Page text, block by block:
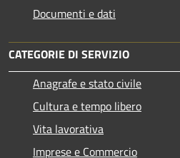
Documenti e dati
CATEGORIE DI SERVIZIO
Anagrafe e stato civile
Cultura e tempo libero
Vita lavorativa
Imprese e Commercio